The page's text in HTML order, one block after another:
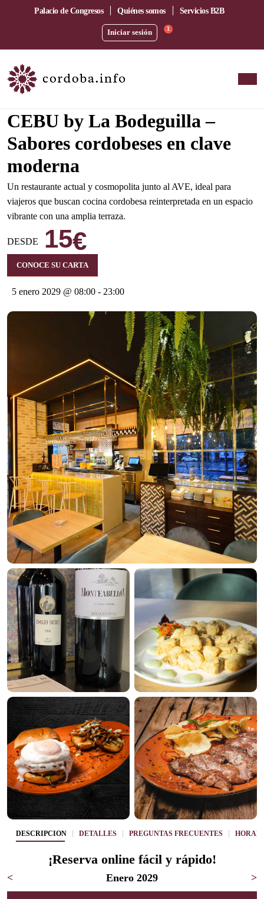
Palacio de Congresos Quiénes somos Servicios B2B
Iniciar sesión 1
CEBU by La Bodeguilla –
Sabores cordobeses en clave
moderna
Un restaurante actual y cosmopolita junto al AVE, ideal para
viajeros que buscan cocina cordobesa reinterpretada en un espacio
vibrante con una amplia terraza.
DESDE 15€
CONOCE SU CARTA
5 enero 2029 @ 08:00 - 23:00
DESCRIPCIÓN DETALLES PREGUNTAS FRECUENTES
¡Reserva online fácil y rápido!
< Enero 2029 >